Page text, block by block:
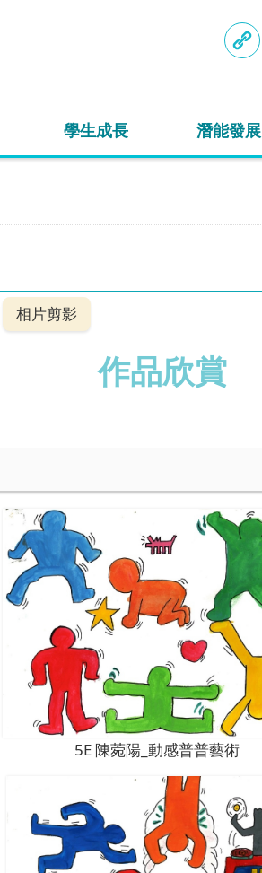
連結
學生成長 潛能發展
相片剪影
作品欣賞
5E 陳菀陽_動感普普藝術